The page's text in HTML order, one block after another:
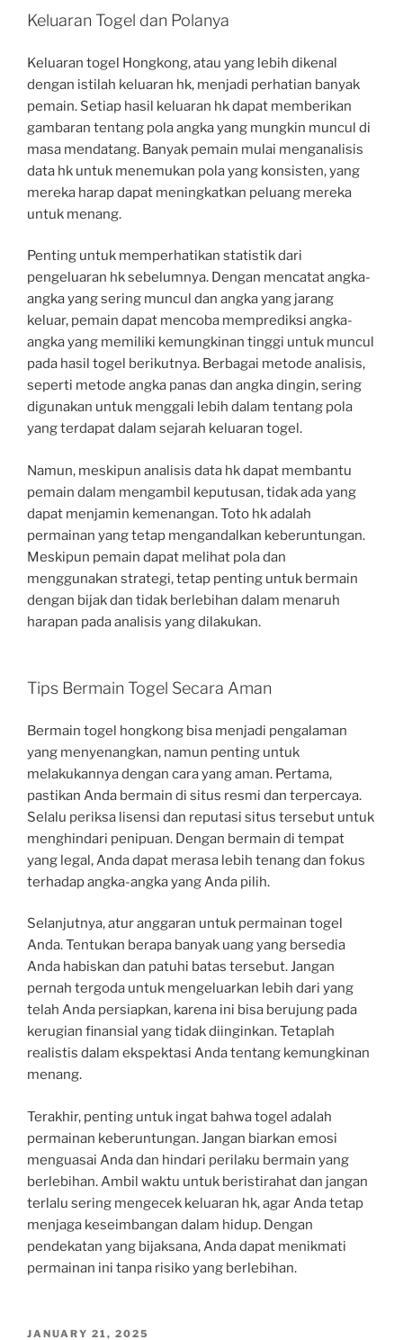
Keluaran Togel dan Polanya
Keluaran togel Hongkong, atau yang lebih dikenal
dengan istilah keluaran hk, menjadi perhatian banyak
pemain. Setiap hasil keluaran hk dapat memberikan
gambaran tentang pola angka yang mungkin muncul di
masa mendatang. Banyak pemain mulai menganalisis
data hk untuk menemukan pola yang konsisten, yang
mereka harap dapat meningkatkan peluang mereka
untuk menang.
Penting untuk memperhatikan statistik dari
pengeluaran hk sebelumnya. Dengan mencatat angka-
angka yang sering muncul dan angka yang jarang
keluar, pemain dapat mencoba memprediksi angka-
angka yang memiliki kemungkinan tinggi untuk muncul
pada hasil togel berikutnya. Berbagai metode analisis,
seperti metode angka panas dan angka dingin, sering
digunakan untuk menggali lebih dalam tentang pola
yang terdapat dalam sejarah keluaran togel.
Namun, meskipun analisis data hk dapat membantu
pemain dalam mengambil keputusan, tidak ada yang
dapat menjamin kemenangan. Toto hk adalah
permainan yang tetap mengandalkan keberuntungan.
Meskipun pemain dapat melihat pola dan
menggunakan strategi, tetap penting untuk bermain
dengan bijak dan tidak berlebihan dalam menaruh
harapan pada analisis yang dilakukan.
Tips Bermain Togel Secara Aman
Bermain togel hongkong bisa menjadi pengalaman
yang menyenangkan, namun penting untuk
melakukannya dengan cara yang aman. Pertama,
pastikan Anda bermain di situs resmi dan terpercaya.
Selalu periksa lisensi dan reputasi situs tersebut untuk
menghindari penipuan. Dengan bermain di tempat
yang legal, Anda dapat merasa lebih tenang dan fokus
terhadap angka-angka yang Anda pilih.
Selanjutnya, atur anggaran untuk permainan togel
Anda. Tentukan berapa banyak uang yang bersedia
Anda habiskan dan patuhi batas tersebut. Jangan
pernah tergoda untuk mengeluarkan lebih dari yang
telah Anda persiapkan, karena ini bisa berujung pada
kerugian finansial yang tidak diinginkan. Tetaplah
realistis dalam ekspektasi Anda tentang kemungkinan
menang.
Terakhir, penting untuk ingat bahwa togel adalah
permainan keberuntungan. Jangan biarkan emosi
menguasai Anda dan hindari perilaku bermain yang
berlebihan. Ambil waktu untuk beristirahat dan jangan
terlalu sering mengecek keluaran hk, agar Anda tetap
menjaga keseimbangan dalam hidup. Dengan
pendekatan yang bijaksana, Anda dapat menikmati
permainan ini tanpa risiko yang berlebihan.
POSTED
JANUARY 21, 2025